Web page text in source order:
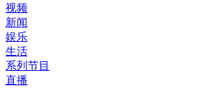
视频
新闻
娱乐
生活
系列节目
直播